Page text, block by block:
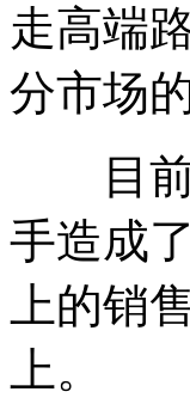
走高端
分市场
目前
手造成
上的销
上。